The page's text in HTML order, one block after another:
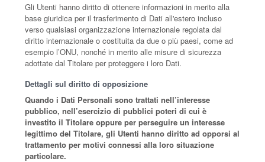
Gli Utenti hanno diritto di ottenere informazioni in merito alla
base giuridica per il trasferimento di Dati all'estero incluso
verso qualsiasi organizzazione internazionale regolata dal
diritto internazionale o costituita da due o più paesi, come ad
esempio l’ONU, nonché in merito alle misure di sicurezza
adottate dal Titolare per proteggere i loro Dati.
Dettagli sul diritto di opposizione
Quando i Dati Personali sono trattati nell’interesse
pubblico, nell’esercizio di pubblici poteri di cui è
investito il Titolare oppure per perseguire un interesse
legittimo del Titolare, gli Utenti hanno diritto ad opporsi al
trattamento per motivi connessi alla loro situazione
particolare.